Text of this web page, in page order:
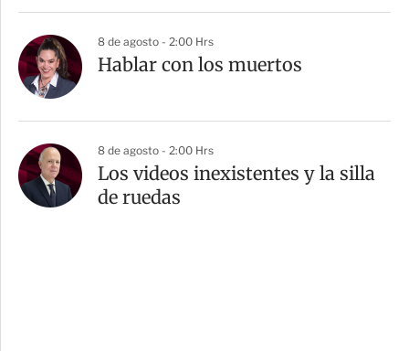
8 de agosto - 2:00 Hrs
Hablar con los muertos
8 de agosto - 2:00 Hrs
Los videos inexistentes y la silla
de ruedas